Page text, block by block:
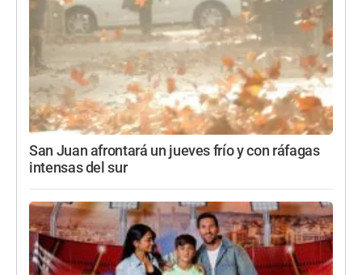
San Juan afrontará un jueves frío y con ráfagas
intensas del sur